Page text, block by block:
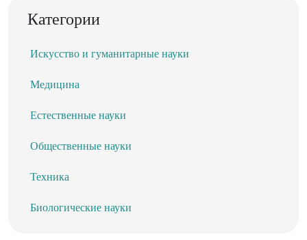
Категории
Искусство и гуманитарные науки
Медицина
Естественные науки
Общественные науки
Техника
Биологические науки